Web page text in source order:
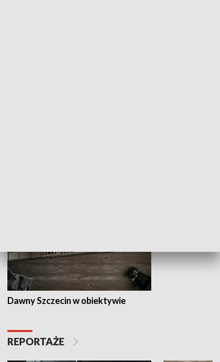
Dawny Szczecin w obiektywie
REPORTAŻE